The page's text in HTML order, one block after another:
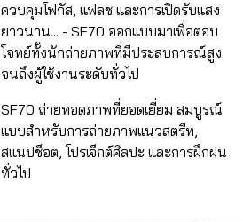
ควบคุมโฟกัส, แฟลช และการเปิดรับแสง
ยาวนาน... - SF70 ออกแบบมาเพื่อตอบ
โจทย์ทั้งนักถ่ายภาพที่มีประสบการณ์สูง
จนถึงผู้ใช้งานระดับทั่วไป
SF70 ถ่ายทอดภาพที่ยอดเยี่ยม สมบูรณ์
แบบสำหรับการถ่ายภาพแนวสตรีท,
สแนปช็อต, โปรเจ็กต์ศิลปะ และการฝึกฝน
ทั่วไป